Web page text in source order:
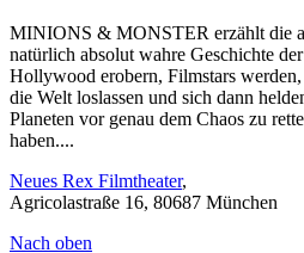
MINIONS & MONSTER erzählt die
natürlich absolut wahre Geschichte
Hollywood erobern, Filmstars
die Welt loslassen und sich dann
Planeten vor genau dem Chaos zu
haben....
Neues Rex Filmtheater,
Agricolastraße 16, 80687 München
Nach oben